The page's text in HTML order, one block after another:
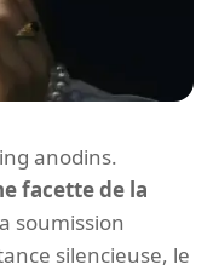
anodins.
facette de la
soumission
silencieuse, le